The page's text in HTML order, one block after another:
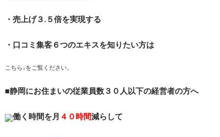
・売上げ３.５倍を実現する
・口コミ集客６つのエキスを知りたい方は
こちら↓をご覧ください。
■静岡にお住まいの従業員数３０人以下の経営者の方へ
働く時間を月 ４０時間減らして